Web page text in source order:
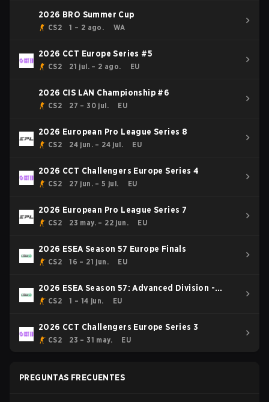
2026 BRO Summer Cup
CS2 1 – 2 ago. WA
2026 CCT Europe Series #5
CS2 21 jul. – 2 ago. EU
2026 CIS LAN Championship #6
CS2 27 – 30 jul. EU
2026 European Pro League Series 8
CS2 24 jun. – 24 jul. EU
2026 CCT Challengers Europe Series 4
CS2 27 jun. – 5 jul. EU
2026 European Pro League Series 7
CS2 23 may. – 22 jun. EU
2026 ESEA Season 57 Europe Finals
CS2 16 – 21 jun. EU
2026 ESEA Season 57: Advanced Division -
Europe
CS2 1 – 14 jun. EU
2026 CCT Challengers Europe Series 3
CS2 23 – 31 may. EU
PREGUNTAS FRECUENTES